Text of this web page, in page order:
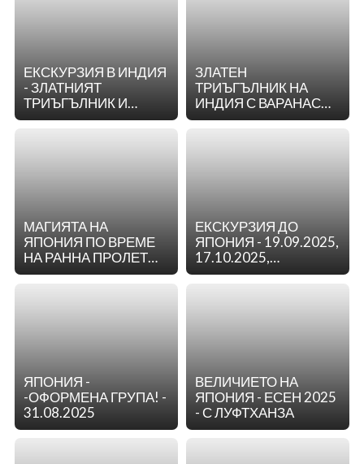
ЕКСКУРЗИЯ В ИНДИЯ
- ЗЛАТНИЯТ
ТРИЪГЪЛНИК И
РАДЖАСТАН, С
ВОДАЧ ОТ
ЗЛАТЕН
ТРИЪГЪЛНИК НА
ИНДИЯ С ВАРАНАСИ,
22-29.03.25, ГРУПА С
ВОДАЧ
МАГИЯТА НА
ЯПОНИЯ ПО ВРЕМЕ
НА РАННА ПРОЛЕТ
УМЕ МАЦУРИ И
ФЕСТИВАЛА НА
ЕКСКУРЗИЯ ДО
ЯПОНИЯ - 19.09.2025,
17.10.2025,
07.11.2025
ЯПОНИЯ -
-ОФОРМЕНА ГРУПА! -
31.08.2025
ВЕЛИЧИЕТО НА
ЯПОНИЯ - ЕСЕН 2025
- С ЛУФТХАНЗА